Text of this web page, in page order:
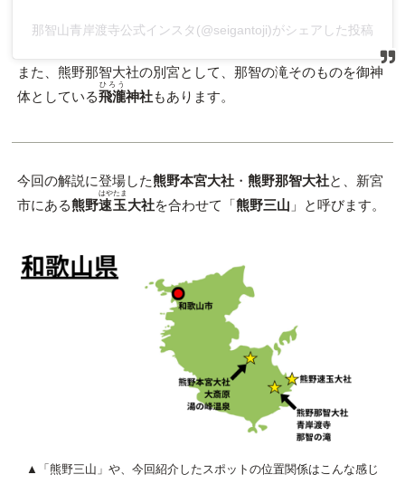
那智山青岸渡寺公式インスタ(@seigantoji)がシェアした投稿
また、熊野那智大社の別宮として、那智の滝そのものを御神
体としている飛瀧
ひろう
神社もあります。
今回の解説に登場した熊野本宮大社・ 熊野那智大社と、新宮
市にある熊野速玉
はやたま
大社を合わせて「熊野三山 」と呼びます。
▲「熊野三山」や、今回紹介したスポットの位置関係はこんな感じ